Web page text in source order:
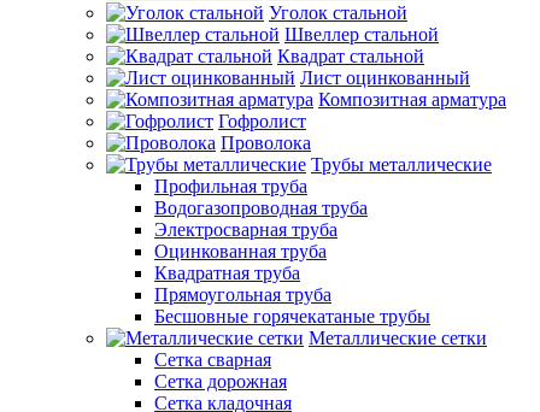
Уголок стальной
Швеллер стальной
Квадрат стальной
Лист оцинкованный
Композитная арматура
Гофролист
Проволока
Трубы металлические
Профильная труба
Водогазопроводная труба
Электросварная труба
Оцинкованная труба
Квадратная труба
Прямоугольная труба
Бесшовные горячекатаные трубы
Металлические сетки
Сетка сварная
Сетка дорожная
Сетка кладочная